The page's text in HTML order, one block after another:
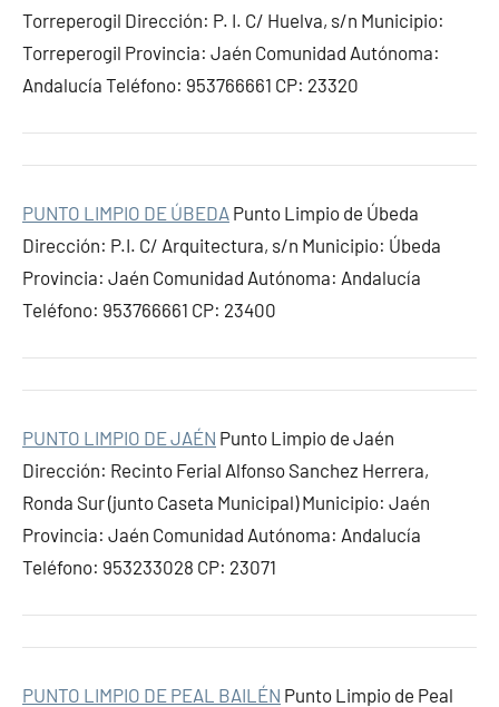
Torreperogil Dirección: P. I. C/ Huelva, s/n Municipio:
Torreperogil Provincia: Jaén Comunidad Autónoma:
Andalucía Teléfono: 953766661 CP: 23320
PUNTO LIMPIO DE ÚBEDA Punto Limpio de Úbeda
Dirección: P.I. C/ Arquitectura, s/n Municipio: Úbeda
Provincia: Jaén Comunidad Autónoma: Andalucía
Teléfono: 953766661 CP: 23400
PUNTO LIMPIO DE JAÉN Punto Limpio de Jaén
Dirección: Recinto Ferial Alfonso Sanchez Herrera,
Ronda Sur (junto Caseta Municipal) Municipio: Jaén
Provincia: Jaén Comunidad Autónoma: Andalucía
Teléfono: 953233028 CP: 23071
PUNTO LIMPIO DE PEAL BAILÉN Punto Limpio de Peal